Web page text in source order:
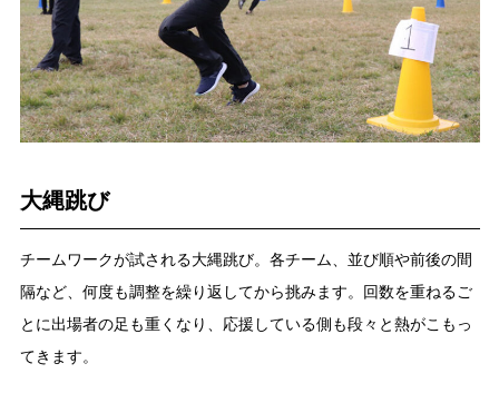
大縄跳び
チームワークが試される大縄跳び。各チーム、並び順や前後の間
隔など、何度も調整を繰り返してから挑みます。回数を重ねるご
とに出場者の足も重くなり、応援している側も段々と熱がこもっ
てきます。